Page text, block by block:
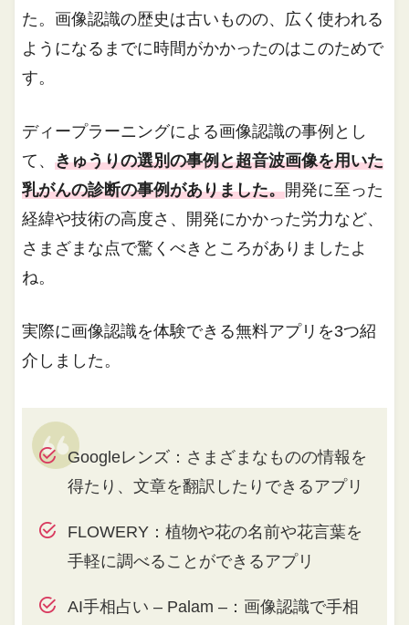
た。画像認識の歴史は古いものの、広く使われる
ようになるまでに時間がかかったのはこのためで
す。
ディープラーニングによる画像認識の事例とし
て、きゅうりの選別の事例と超音波画像を用いた
乳がんの診断の事例がありました。開発に至った
経緯や技術の高度さ、開発にかかった労力など、
さまざまな点で驚くべきところがありましたよ
ね。
実際に画像認識を体験できる無料アプリを3つ紹
介しました。
Googleレンズ：さまざまなものの情報を
得たり、文章を翻訳したりできるアプリ
FLOWERY：植物や花の名前や花言葉を
手軽に調べることができるアプリ
AI手相占い – Palam –：画像認識で手相